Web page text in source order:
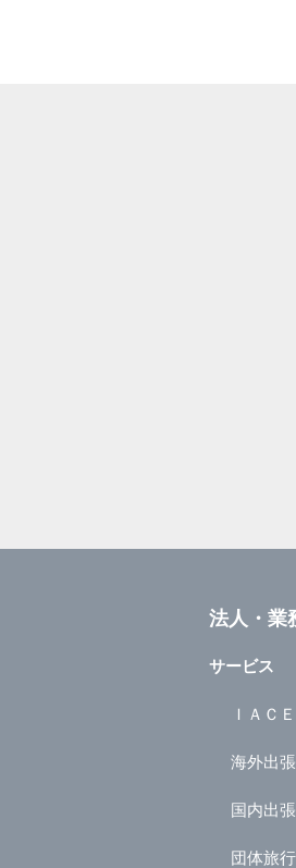
法人・業
サービス
ＩＡＣ
海外出張
国内出張
団体旅